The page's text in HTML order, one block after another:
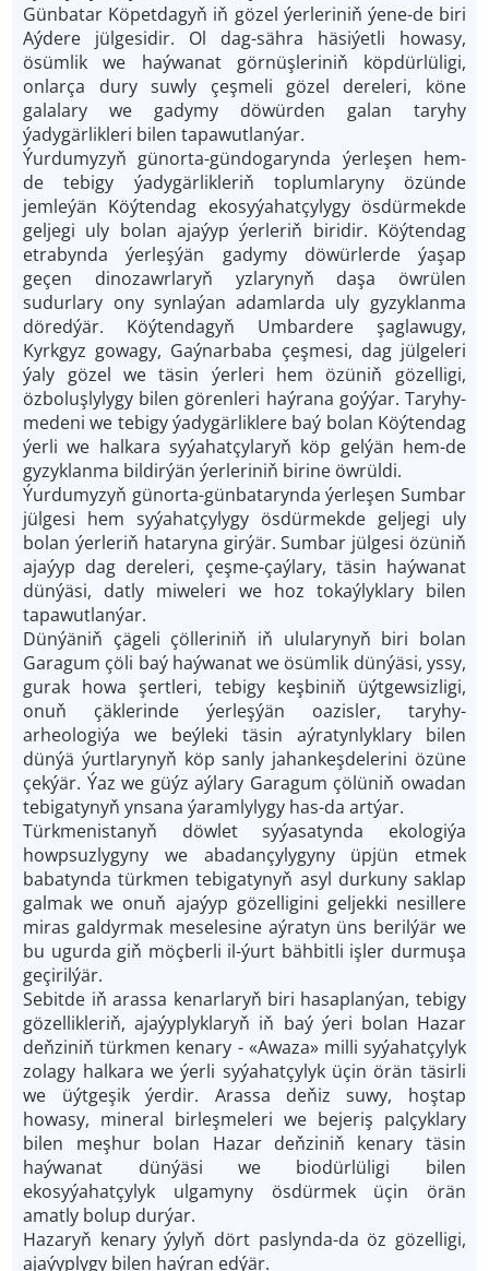
Günbatar Köpetdagyň iň gözel ýerleriniň ýene-de biri
Aýdere jülgesidir. Ol dag-sähra häsiýetli howasy,
ösümlik we haýwanat görnüşleriniň köpdürlüligi,
onlarça dury suwly çeşmeli gözel dereleri, köne
galalary we gadymy döwürden galan taryhy
ýadygärlikleri bilen tapawutlanýar.
Ýurdumyzyň günorta-gündogarynda ýerleşen hem-
de tebigy ýadygärlikleriň toplumlaryny özünde
jemleýän Köýtendag ekosyýahatçylygy ösdürmekde
geljegi uly bolan ajaýyp ýerleriň biridir. Köýtendag
etrabynda ýerleşýän gadymy döwürlerde ýaşap
geçen dinozawrlaryň yzlarynyň daşa öwrülen
sudurlary ony synlaýan adamlarda uly gyzyklanma
döredýär. Köýtendagyň Umbardere şaglawugy,
Kyrkgyz gowagy, Gaýnarbaba çeşmesi, dag jülgeleri
ýaly gözel we täsin ýerleri hem özüniň gözelligi,
özboluşlylygy bilen görenleri haýrana goýýar. Taryhy-
medeni we tebigy ýadygärliklere baý bolan Köýtendag
ýerli we halkara syýahatçylaryň köp gelýän hem-de
gyzyklanma bildirýän ýerleriniň birine öwrüldi.
Ýurdumyzyň günorta-günbatarynda ýerleşen Sumbar
jülgesi hem syýahatçylygy ösdürmekde geljegi uly
bolan ýerleriň hataryna girýär. Sumbar jülgesi özüniň
ajaýyp dag dereleri, çeşme-çaýlary, täsin haýwanat
dünýäsi, datly miweleri we hoz tokaýlyklary bilen
tapawutlanýar.
Dünýäniň çägeli çölleriniň iň ulularynyň biri bolan
Garagum çöli baý haýwanat we ösümlik dünýäsi, yssy,
gurak howa şertleri, tebigy keşbiniň üýtgewsizligi,
onuň çäklerinde ýerleşýän oazisler, taryhy-
arheologiýa we beýleki täsin aýratynlyklary bilen
dünýä ýurtlarynyň köp sanly jahankeşdelerini özüne
çekýär. Ýaz we güýz aýlary Garagum çölüniň owadan
tebigatynyň ynsana ýaramlylygy has-da artýar.
Türkmenistanyň döwlet syýasatynda ekologiýa
howpsuzlygyny we abadançylygyny üpjün etmek
babatynda türkmen tebigatynyň asyl durkuny saklap
galmak we onuň ajaýyp gözelligini geljekki nesillere
miras galdyrmak meselesine aýratyn üns berilýär we
bu ugurda giň möçberli il-ýurt bähbitli işler durmuşa
geçirilýär.
Sebitde iň arassa kenarlaryň biri hasaplanýan, tebigy
gözellikleriň, ajaýyplyklaryň iň baý ýeri bolan Hazar
deňziniň türkmen kenary - «Awaza» milli syýahatçylyk
zolagy halkara we ýerli syýahatçylyk üçin örän täsirli
we üýtgeşik ýerdir. Arassa deňiz suwy, hoştap
howasy, mineral birleşmeleri we bejeriş palçyklary
bilen meşhur bolan Hazar deňziniň kenary täsin
haýwanat dünýäsi we biodürlüligi bilen
ekosyýahatçylyk ulgamyny ösdürmek üçin örän
amatly bolup durýar.
Hazaryň kenary ýylyň dört paslynda-da öz gözelligi,
ajaýyplygy bilen haýran edýär.